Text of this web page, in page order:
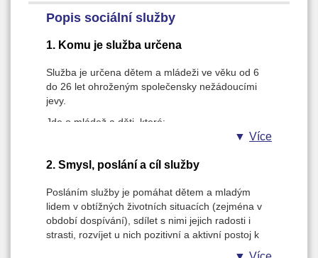
Popis sociální služby
1. Komu je služba určena
Služba je určena dětem a mládeži ve věku od 6
do 26 let ohroženým společensky nežádoucími
jevy.
Jde o mládež a děti, které:
• žijí převážně na území města Olomouce a v
• bezúčelně tráví volný čas na ulici, nezapojují se
a nevyužívají ani standardní formy
institucionalizované péče,
• jsou ohroženy sociálním vyloučením (žijí v málo
podnětném sociálním prostředí, ve kterém chybí
Více
2. Smysl, poslání a cíl služby
Posláním služby je pomáhat dětem a mladým
lidem v obtížných životních situacích (zejména v
období dospívání), sdílet s nimi jejich radosti i
strasti, rozvíjet u nich pozitivní a aktivní postoj k